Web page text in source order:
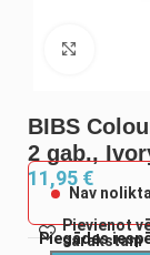
BIBS
2 gab.,
11,95 €
Nav
Pievienot
sarakstam
Piegādes